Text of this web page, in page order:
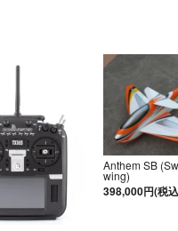
Anthem SB
wing)
398,000円(税